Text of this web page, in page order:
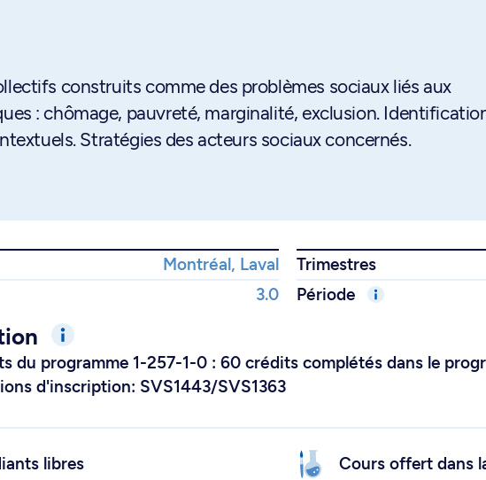
construits comme des problèmes sociaux liés aux
: chômage, pauvreté, marginalité, exclusion.
Stratégies des acteurs sociaux concernés.
Montréal, Laval Trimestres
3.0 Période
du programme 1-257-1-0 : 60 crédits complétés dans le
d'inscription: SVS1443/SVS1363
libres Cours offert dans